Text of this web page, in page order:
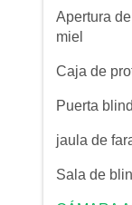
Apertura
miel
Caja de
Puerta
jaula de
Sala de